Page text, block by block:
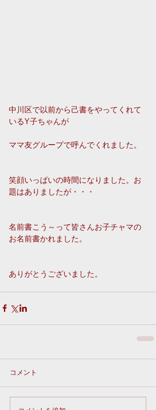
中川区で以前から己書をやってくれて
いるY子ちゃんが
ママ友グループで呼んでくれました。
笑顔いっぱいの時間になりました。お
題はありましたが・・・
名前書こう～って皆さんお子チャマの
お名前書かれました。
ありがとうございました。
コメント